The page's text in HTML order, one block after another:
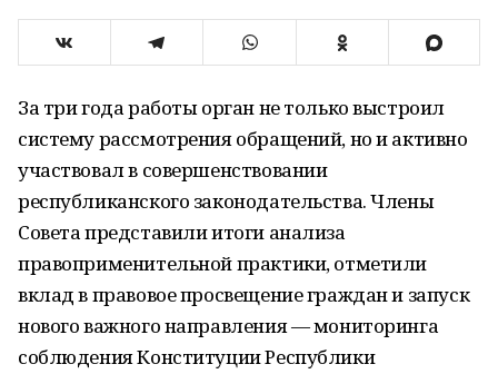
За три года работы орган не только выстроил
систему рассмотрения обращений, но и активно
участвовал в совершенствовании
республиканского законодательства. Члены
Совета представили итоги анализа
правоприменительной практики, отметили
вклад в правовое просвещение граждан и запуск
нового важного направления — мониторинга
соблюдения Конституции Республики